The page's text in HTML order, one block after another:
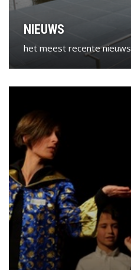
NIEUWS
het meest recente nieuws